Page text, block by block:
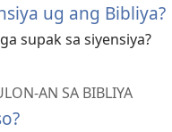
ug ang Bibliya?
supak sa siyensiya?
AN SA BIBLIYA